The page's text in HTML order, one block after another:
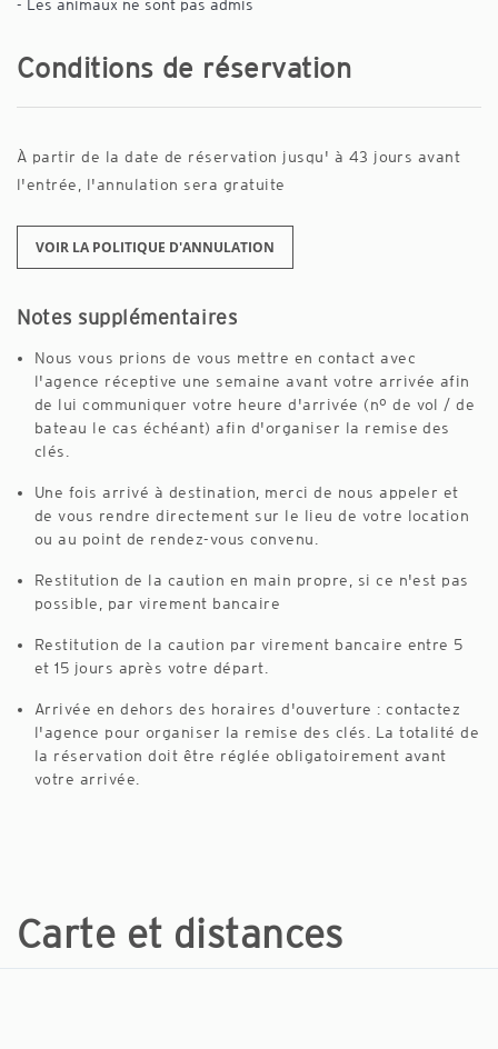
- Les animaux ne sont pas admis
Conditions de réservation
À partir de la date de réservation jusqu' à 43 jours avant
l'entrée, l'annulation sera gratuite
VOIR LA POLITIQUE D'ANNULATION
Notes supplémentaires
Nous vous prions de vous mettre en contact avec
l'agence réceptive une semaine avant votre arrivée afin
de lui communiquer votre heure d'arrivée (nº de vol / de
bateau le cas échéant) afin d'organiser la remise des
clés.
Une fois arrivé à destination, merci de nous appeler et
de vous rendre directement sur le lieu de votre location
ou au point de rendez-vous convenu.
Restitution de la caution en main propre, si ce n'est pas
possible, par virement bancaire
Restitution de la caution par virement bancaire entre 5
et 15 jours après votre départ.
Arrivée en dehors des horaires d'ouverture : contactez
l'agence pour organiser la remise des clés. La totalité de
la réservation doit être réglée obligatoirement avant
votre arrivée.
Carte et distances